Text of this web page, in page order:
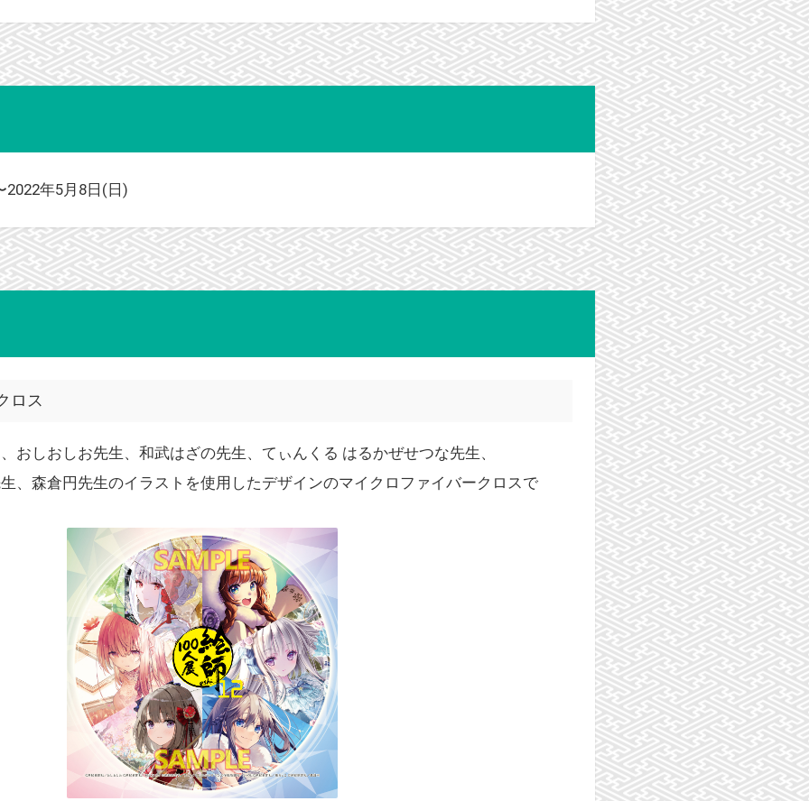
2022年5月8日(日)
ロス
おしおしお先生、和武はざの先生、てぃんくる はるかぜせつな先生、
、森倉円先生のイラストを使用したデザインのマイクロファイバークロスで